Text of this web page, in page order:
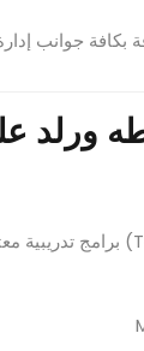
بكافة جوانب
ورلد